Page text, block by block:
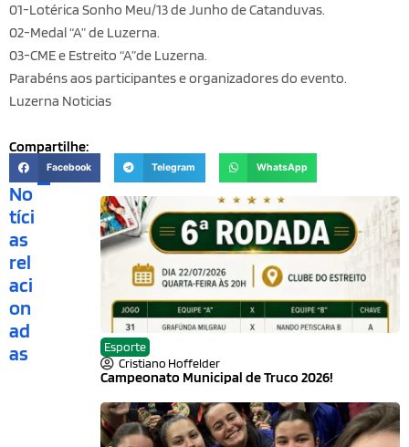
01-Lotérica Sonho Meu/13 de Junho de Catanduvas.
02-Medal “A” de Luzerna.
03-CME e Estreito “A”de Luzerna.
Parabéns aos participantes e organizadores do evento.
Luzerna Noticias
Compartilhe:
Facebook Telegram WhatsApp
No
tíci
as
rel
aci
on
ad
as
Esporte
Cristiano Hoffelder
Campeonato Municipal de Truco 2026!